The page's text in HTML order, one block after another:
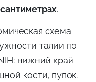
сантиметрах.